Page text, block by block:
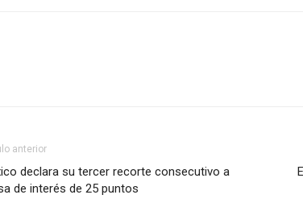
anterior
declara su tercer recorte consecutivo a
de interés de 25 puntos